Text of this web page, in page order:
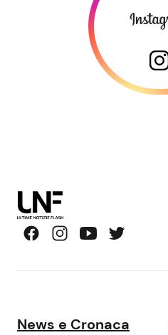
News e Cronaca